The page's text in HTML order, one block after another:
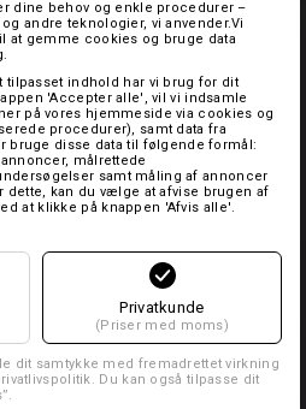
dine behov og enkle procedurer –
andre teknologier, vi anvender.Vi
at gemme cookies og bruge data
tilpasset indhold har vi brug for dit
'Accepter alle', vil vi indsamle
på vores hjemmeside via cookies og
procedurer), samt data fra
bruge disse data til følgende formål:
målrettede
samt måling af annoncer
dette, kan du vælge at afvise brugen af
at klikke på knappen 'Afvis alle'.
Privatkunde
(Priser med moms)
dit samtykke med fremadrettet virkning
Du kan også tilpasse dit